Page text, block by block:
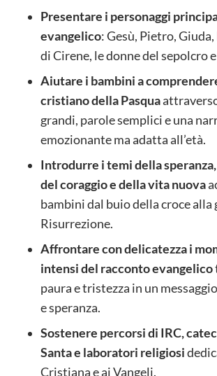
Presentare i personaggi
evangelico: Gesù, Pietro,
di Cirene, le donne del sepolcro
Aiutare i bambini a
cristiano della Pasqua
grandi, parole semplici e una
emozionante ma adatta all’età.
Introdurre i temi della
del coraggio e della vita nuova
bambini dal buio della croce alla
Risurrezione.
Affrontare con delicatezza i
intensi del racconto evangelico
paura e tristezza in un
e speranza.
Sostenere percorsi di IRC,
Santa e laboratori religiosi
Cristiana e ai Vangeli.